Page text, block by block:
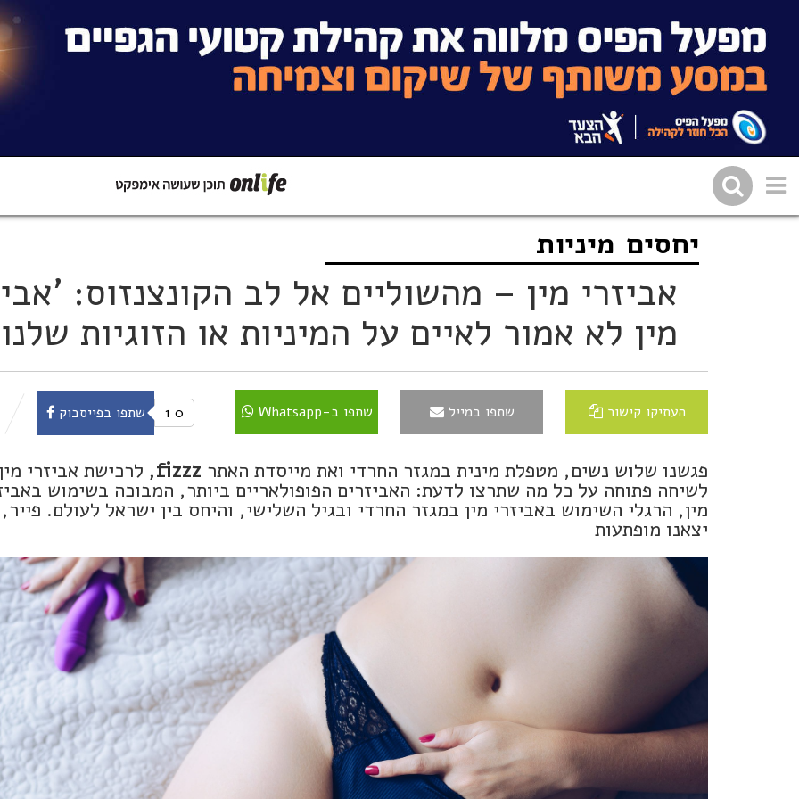
שתפו בפייסבוק
יחסים מיניות
אביזרי מין – מהשוליים אל לב הקונצנזוס:
מין לא אמור לאיים על המיניות או הזוגיות
העתיקו קישור שתפו במייל שתפו ב-Whatsapp 0 שתפו בפייסבוק
פגשנו שלוש נשים, מטפלת מינית במגזר החרדי ואת מייסדת האתר fizzz
, לרכישת אביזרי
לשיחה פתוחה על כל מה שתרצו לדעת: האביזרים הפופולאריים ביותר, המבוכה בשימוש
מין, הרגלי השימוש באביזרי מין במגזר החרדי ובגיל השלישי, והיחס בין ישראל לעולם. פייר,
יצאנו מופתעות